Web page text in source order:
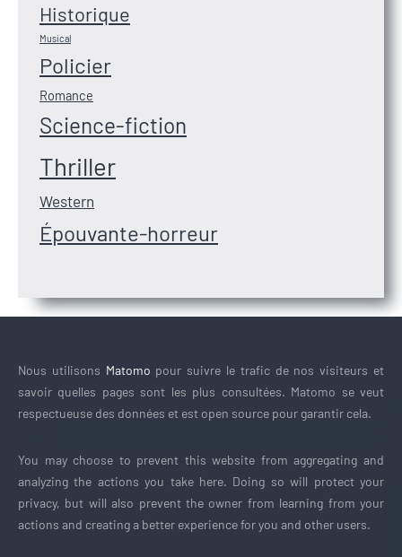
Historique
Musical
Policier
Romance
Science-fiction
Thriller
Western
Épouvante-horreur
Nous utilisons Matomo pour suivre le trafic de nos visiteurs et
savoir quelles pages sont les plus consultées. Matomo se veut
respectueuse des données et est open source pour garantir cela.
You may choose to prevent this website from aggregating and
analyzing the actions you take here. Doing so will protect your
privacy, but will also prevent the owner from learning from your
actions and creating a better experience for you and other users.